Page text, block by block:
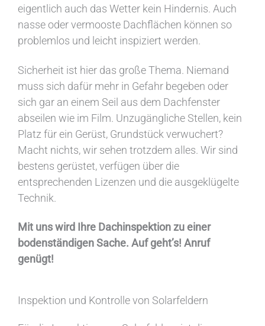
eigentlich auch das Wetter kein Hindernis. Auch
nasse oder vermooste Dachflächen können so
problemlos und leicht inspiziert werden.
Sicherheit ist hier das große Thema. Niemand
muss sich dafür mehr in Gefahr begeben oder
sich gar an einem Seil aus dem Dachfenster
abseilen wie im Film. Unzugängliche Stellen, kein
Platz für ein Gerüst, Grundstück verwuchert?
Macht nichts, wir sehen trotzdem alles. Wir sind
bestens gerüstet, verfügen über die
entsprechenden Lizenzen und die ausgeklügelte
Technik.
Mit uns wird Ihre Dachinspektion zu einer
bodenständigen Sache. Auf geht’s! Anruf
genügt!
Inspektion und Kontrolle von Solarfeldern